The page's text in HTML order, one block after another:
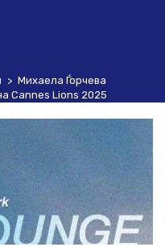
> Михаела Ѓорчева
Cannes Lions 2025